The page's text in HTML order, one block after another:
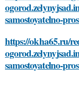
samostoyatelno-
https://okha65.ru/
samostoyatelno-